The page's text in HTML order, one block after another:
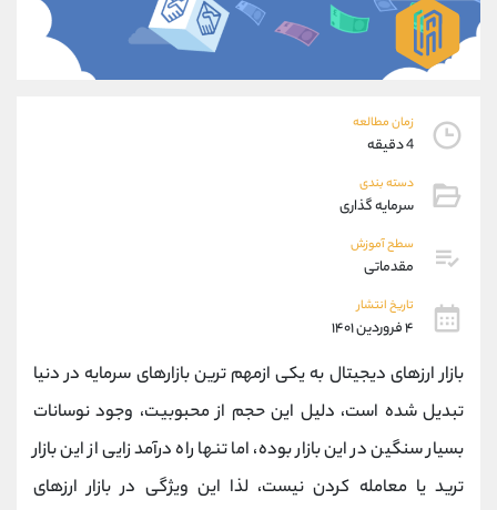
زمان مطالعه
4 دقیقه
دسته بندی
سرمایه گذاری
سطح آموزش
مقدماتی
تاریخ انتشار
۴ فروردین ۱۴۰۱
بازار ارزهای دیجیتال به یکی ازمهم ترین بازارهای سرمایه در دنیا
تبدیل شده است، دلیل این حجم از محبوبیت، وجود نوسانات
بسیار سنگین در این بازار بوده، اما تنها راه درآمد زایی از این بازار
ترید یا معامله کردن نیست، لذا این ویژگی در بازار ارزهای
واتساپ شروع گفتگو
تلگرام @Armteam_admin_103
پشتیبان فروش
موبایل
واتساپ
داخلی
اطلاعات تماس (دفتر فروش)
تلفن 021-22021030
بدون پیش شماره 90001030
اینستاگرام @alireza.mehrabii
کانال تلگرام @alirezamehrabi_com